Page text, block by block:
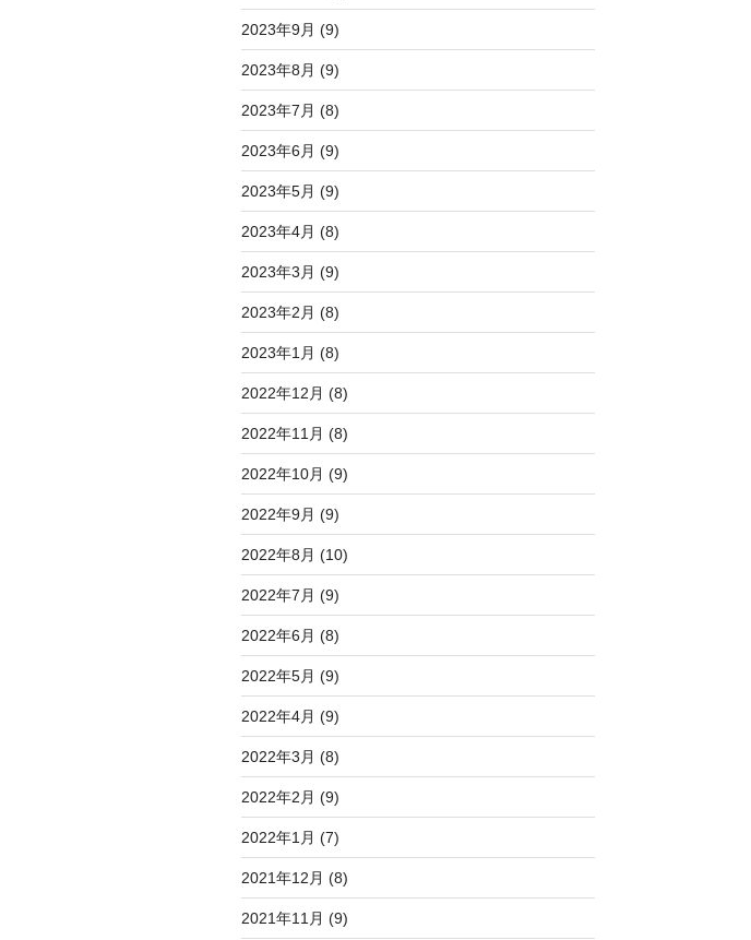
2023年9月 (9)
2023年8月 (9)
2023年7月 (8)
2023年6月 (9)
2023年5月 (9)
2023年4月 (8)
2023年3月 (9)
2023年2月 (8)
2023年1月 (8)
2022年12月 (8)
2022年11月 (8)
2022年10月 (9)
2022年9月 (9)
2022年8月 (10)
2022年7月 (9)
2022年6月 (8)
2022年5月 (9)
2022年4月 (9)
2022年3月 (8)
2022年2月 (9)
2022年1月 (7)
2021年12月 (8)
2021年11月 (9)